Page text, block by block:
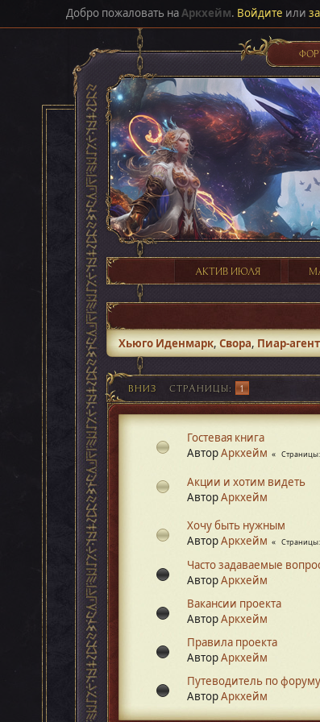
Добро пожаловать наАркхейм. Войдите или
АКТИВ ИЮЛЯ
Хьюго Иденмарк, Свора, Пиар-агент
ВНИЗ СТРАНИЦЫ 1
Гостевая книга
АвторАркхейм Страницы
Акции и хотим видеть
АвторАркхейм
Хочу быть нужным
АвторАркхейм Страницы
Часто задаваемые
АвторАркхейм
Вакансии проекта
АвторАркхейм
Правила проекта
АвторАркхейм
Путеводитель по форуму
АвторАркхейм